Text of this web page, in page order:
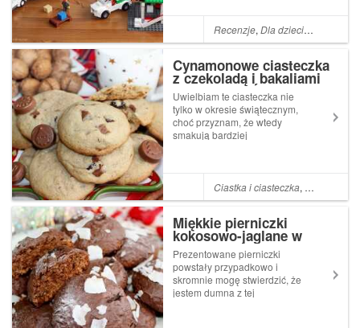
poprzednia recenzja tu - klik) i
lubię je nie nie tylko za doś...
Recenzje,Dla dzieci,Zabawki
Cynamonowe ciasteczka
z czekoladą i bakaliami
(idealne dla Świętego
Mikołaja)
Uwielbiam te ciasteczka nie
tylko w okresie świątecznym,
choć przyznam, że wtedy
smakują bardziej
czekolady, chrupiących
orzechów i suszonymi
rewelacyjne!...
Ciastka i ciasteczka, Dla dzieci
Miękkie pierniczki
kokosowo-jaglane w
czekoladzie (gluten free)
Prezentowane pierniczki
powstały przypadkowo i
skromnie mogę stwierdzić, że
jestem dumna z tej